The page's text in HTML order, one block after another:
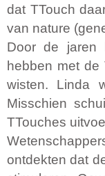
dat TTouch
van nature
Door de jaren
hebben met
wisten. Linda
Misschien
TTouches
ontdekten dat